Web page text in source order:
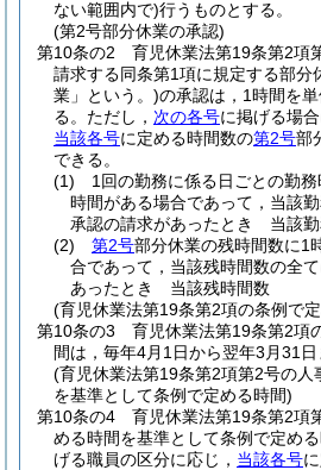
ない範囲内で)行うものとする。
(第2号部分休業の承認)
第10条の2
育児休業法第19条第2項
請求する同条第1項に規定する部分
業」という。)の承認は，1時間を
る。 ただし， 次の各号に掲げる場
当該各号に定める時間数の第2号部
できる。
(1)
1回の勤務に係る日ごとの勤
時間がある場合であって，当該
承認の請求があったとき 当該勤
(2)
第2号部分休業の残時間数に1
合であって，当該残時間数の全
あったとき 当該残時間数
(育児休業法第19条第2項の条例で
第10条の3
育児休業法第19条第2項
間は，毎年4月1日から翌年3月31日
(育児休業法第19条第2項第2号の人
を基準として条例で定める時間)
第10条の4
育児休業法第19条第2項
める時間を基準として条例で定める
げる職員の区分に応じ， 当該各号